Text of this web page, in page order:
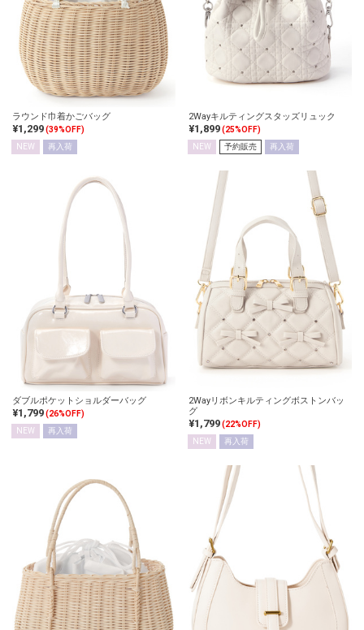
ラウンド巾着かごバッグ
¥1,299(39%OFF)
NEW
再入荷
2Wayキルティングスタッズリュック
¥1,899(25%OFF)
NEW
予約販売 再入荷
ダブルポケットショルダーバッグ
¥1,799(26%OFF)
NEW
再入荷
2Wayリボンキルティングボストンバッ
グ
¥1,799(22%OFF)
NEW
再入荷